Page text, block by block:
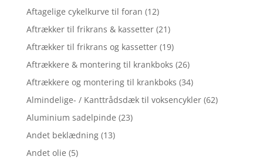
Aftagelige cykelkurve til foran (12)
Aftrækker til frikrans & kassetter (21)
Aftrækker til frikrans og kassetter (19)
Aftrækkere & montering til krankboks (26)
Aftrækkere og montering til krankboks (34)
Almindelige- / Kanttrådsdæk til voksencykler (62)
Aluminium sadelpinde (23)
Andet beklædning (13)
Andet olie (5)